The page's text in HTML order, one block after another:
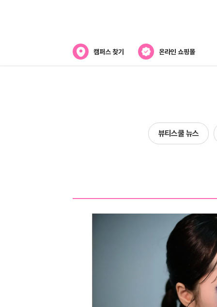
캠퍼스 찾기 온라인 쇼핑몰
전국캠퍼스 찾기
제휴협력사
뷰티스쿨 뉴스